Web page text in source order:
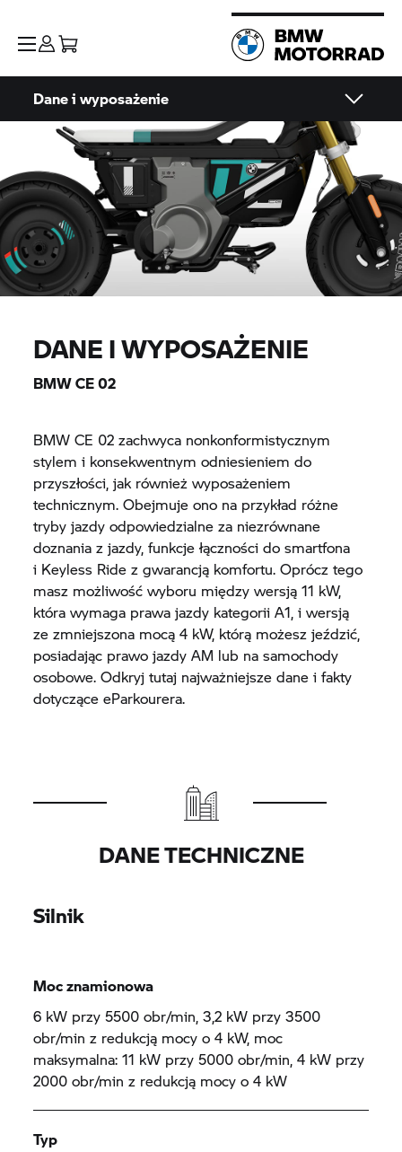
Dane i wyposażenie
DANE I WYPOSAŻENIE
BMWCE 02
BMWCE 02 zachwyca nonkonformistycznym
stylem i konsekwentnym odniesieniem do
przyszłości, jak również wyposażeniem
technicznym. Obejmuje ono na przykład różne
tryby jazdy odpowiedzialne za niezrównane
doznania z jazdy, funkcje łączności do smartfona
i Keyless Ride z gwarancją komfortu. Oprócz tego
masz możliwość wyboru między wersją 11 kW,
która wymaga prawa jazdy kategorii A1, i wersją
ze zmniejszona mocą 4 kW, którą możesz jeździć,
posiadając prawo jazdy AM lub na samochody
osobowe. Odkryj tutaj najważniejsze dane i fakty
dotyczące eParkourera.
DANE TECHNICZNE
Silnik
Moc znamionowa
6 kW przy 5500 obr/min, 3,2 kW przy 3500
obr/min z redukcją mocy o 4 kW, moc
maksymalna: 11 kW przy 5000 obr/min, 4 kW przy
2000 obr/min z redukcją mocy o 4 kW
Typ